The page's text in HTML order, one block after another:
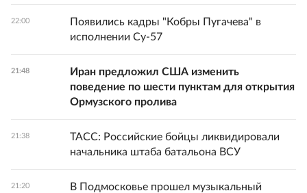
22:00
Появились кадры "Кобры Пугачева" в
исполнении Су-57
21:48
Иран предложил США изменить
поведение по шести пунктам для открытия
Ормузского пролива
21:38
ТАСС: Российские бойцы ликвидировали
начальника штаба батальона ВСУ
21:20
В Подмосковье прошел музыкальный